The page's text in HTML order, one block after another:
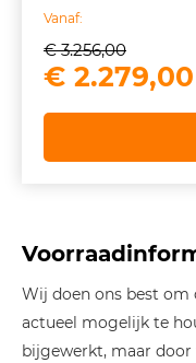
Vanaf:
€3.256,00
€
€ 2.279,00
Wij doen ons best om
actueel mogelijk te
bijgewerkt, maar